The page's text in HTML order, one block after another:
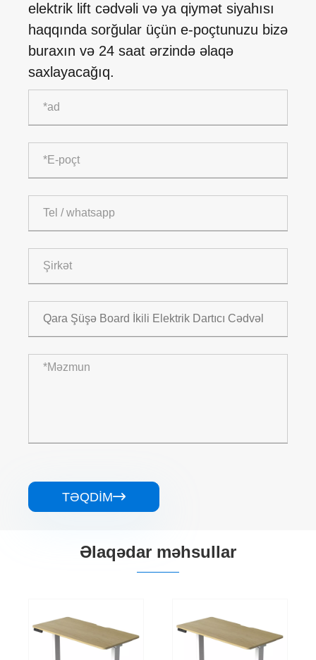
elektrik lift cədvəli və ya qiymət siyahısı
haqqında sorğular üçün e-poçtunuzu bizə
buraxın və 24 saat ərzində əlaqə
saxlayacağıq.
TƏQDIM
Əlaqədar məhsullar